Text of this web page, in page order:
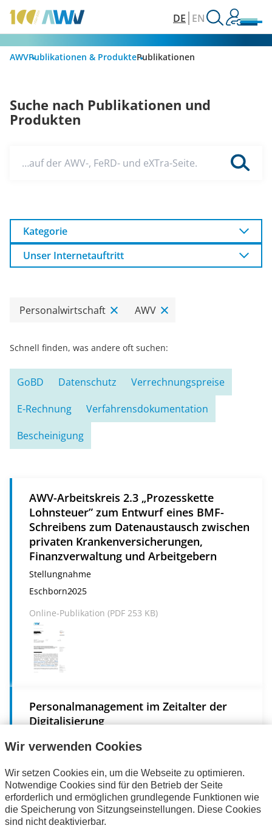
DE EN
AWVPublikationen & ProduktePublikationen
Suche nach Publikationen und
Produkten
…auf der AWV-, FeRD- und eXTra-Seite.
Kategorie
Unser Internetauftritt
Personalwirtschaft AWV
Schnell finden, was andere oft suchen:
GoBD Datenschutz
Verrechnungspreise
E-Rechnung
Verfahrensdokumentation
Bescheinigung
AWV-Arbeitskreis 2.3 „Prozesskette
Lohnsteuer” zum Entwurf eines BMF-
Schreibens zum Datenaustausch zwischen
privaten Krankenversicherungen,
Finanzverwaltung und Arbeitgebern
Stellungnahme
Eschborn2025
Online-Publikation (PDF 253 KB)
Personalmanagement im Zeitalter der
Digitalisierung
Wir verwenden Cookies
Wir setzen Cookies ein, um die Webseite zu optimieren.
Notwendige Cookies sind für den Betrieb der Seite
erforderlich und ermöglichen grundlegende Funktionen wie
die Speicherung von Sitzungseinstellungen. Diese Cookies
sind nicht deaktivierbar.